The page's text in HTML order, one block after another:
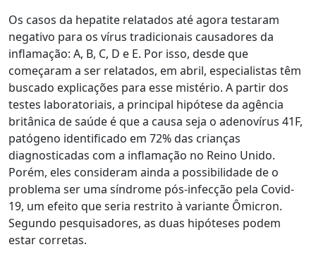
Os casos da hepatite relatados até agora testaram
negativo para os vírus tradicionais causadores da
inflamação: A, B, C, D e E. Por isso, desde que
começaram a ser relatados, em abril, especialistas têm
buscado explicações para esse mistério. A partir dos
testes laboratoriais, a principal hipótese da agência
britânica de saúde é que a causa seja o adenovírus 41F,
patógeno identificado em 72% das crianças
diagnosticadas com a inflamação no Reino Unido.
Porém, eles consideram ainda a possibilidade de o
problema ser uma síndrome pós-infecção pela Covid-
19, um efeito que seria restrito à variante Ômicron.
Segundo pesquisadores, as duas hipóteses podem
estar corretas.